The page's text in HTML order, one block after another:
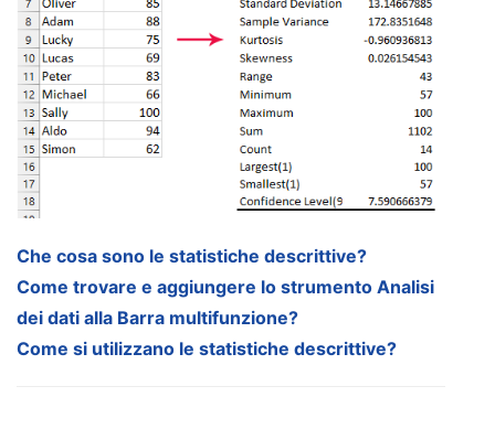
Che cosa sono le statistiche descrittive?
Come trovare e aggiungere lo strumento Analisi
dei dati alla Barra multifunzione?
Come si utilizzano le statistiche descrittive?